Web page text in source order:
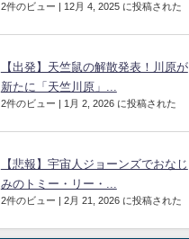
2件のビュー | 12月 4, 2025 に投稿された
【出発】天竺鼠の解散発表！川原が
新たに「天竺川原」...
2件のビュー | 1月 2, 2026 に投稿された
【悲報】宇宙人ジョーンズでおなじ
みのトミー・リー・...
2件のビュー | 2月 21, 2026 に投稿された